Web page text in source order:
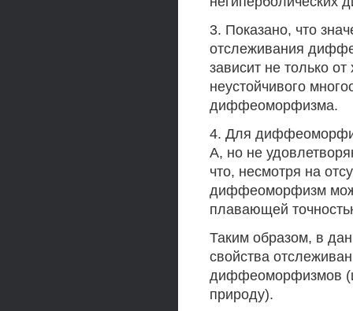
3. Показано, что
отслеживания
зависит не только
неустойчивого
диффеоморфизма.
4. Для
А, но не
что, несмотря на
диффеоморфизм
плавающей
Таким образом, в
свойства
диффеоморфизмов
природу).